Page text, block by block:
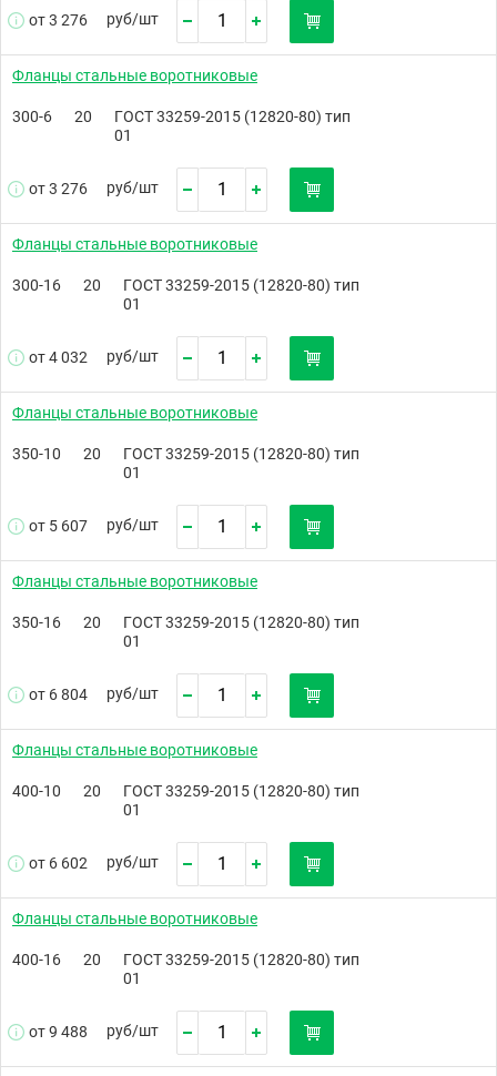
от 3 276 руб/шт
Фланцы стальные воротниковые
300-6 20
ГОСТ 33259-2015 (12820-80) тип
01
от 3 276 руб/шт
Фланцы стальные воротниковые
300-16 20
ГОСТ 33259-2015 (12820-80) тип
01
от 4 032 руб/шт
Фланцы стальные воротниковые
350-10 20
ГОСТ 33259-2015 (12820-80) тип
01
от 5 607 руб/шт
Фланцы стальные воротниковые
350-16 20
ГОСТ 33259-2015 (12820-80) тип
01
от 6 804 руб/шт
Фланцы стальные воротниковые
400-10 20
ГОСТ 33259-2015 (12820-80) тип
01
от 6 602 руб/шт
Фланцы стальные воротниковые
400-16 20
ГОСТ 33259-2015 (12820-80) тип
01
от 9 488 руб/шт